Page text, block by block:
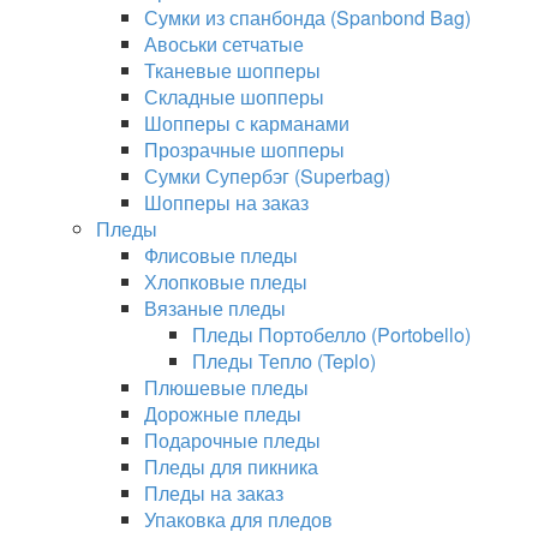
Сумки из спанбонда (Spanbond Bag)
Авоськи сетчатые
Тканевые шопперы
Складные шопперы
Шопперы с карманами
Прозрачные шопперы
Сумки Супербэг (Superbag)
Шопперы на заказ
Пледы
Флисовые пледы
Хлопковые пледы
Вязаные пледы
Пледы Портобелло (Portobello)
Пледы Тепло (Teplo)
Плюшевые пледы
Дорожные пледы
Подарочные пледы
Пледы для пикника
Пледы на заказ
Упаковка для пледов